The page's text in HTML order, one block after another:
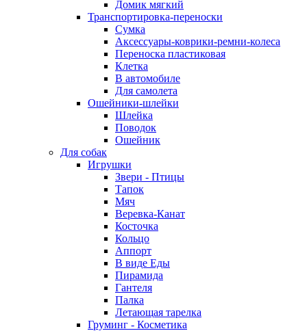
Домик мягкий
Транспортировка-переноски
Сумка
Аксессуары-коврики-ремни-колеса
Переноска пластиковая
Клетка
В автомобиле
Для самолета
Ошейники-шлейки
Шлейка
Поводок
Ошейник
Для собак
Игрушки
Звери - Птицы
Тапок
Мяч
Веревка-Канат
Косточка
Кольцо
Аппорт
В виде Еды
Пирамида
Гантеля
Палка
Летающая тарелка
Груминг - Косметика